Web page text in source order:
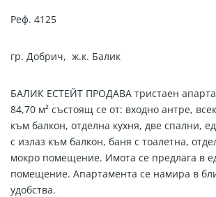
Реф. 4125
гр. Добрич, ж.к. Балик
БАЛИК ЕСТЕЙТ ПРОДАВА тристаен
84,70 м² състоящ се от: входно антре,
към балкон, отделна кухня, две спални,
с излаз към балкон, баня с тоалетна,
мокро помещение. Имота се предлага в
помещение. Апартамента се намира в
удобства.